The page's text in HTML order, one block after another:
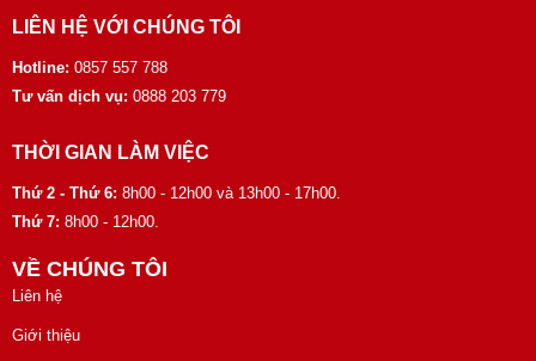
LIÊN HỆ VỚI CHÚNG TÔI
Hotline: 0857 557 788
Tư vấn dịch vụ: 0888 203 779
THỜI GIAN LÀM VIỆC
Thứ 2 - Thứ 6: 8h00 - 12h00 và 13h00 - 17h00.
Thứ 7: 8h00 - 12h00.
VỀ CHÚNG TÔI
Liên hệ
Giới thiệu